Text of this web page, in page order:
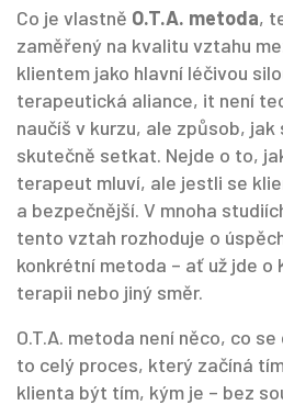
Co je vlastně O.T.A. metoda,
zaměřený na kvalitu vztahu
klientem jako hlavní léčivou
terapeutická aliance, it není
naučíš v kurzu, ale způsob, jak
skutečně setkat. Nejde o to,
terapeut mluví, ale jestli se
a bezpečnější. V mnoha
tento vztah rozhoduje o
konkrétní metoda – ať už jde o
terapii nebo jiný směr.
O.T.A. metoda není něco, co
to celý proces, který začíná
klienta být tím, kým je – bez